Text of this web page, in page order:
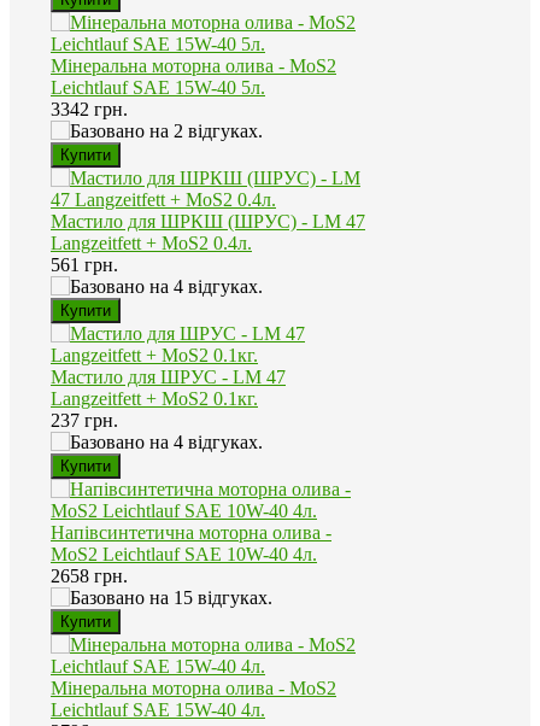
Мінеральна моторна олива - MoS2
Leichtlauf SAE 15W-40 5л.
3342 грн.
Мастило для ШРКШ (ШРУС) - LM 47
Langzeitfett + MoS2 0.4л.
561 грн.
Мастило для ШРУС - LM 47
Langzeitfett + MoS2 0.1кг.
237 грн.
Напівсинтетична моторна олива -
MoS2 Leichtlauf SAE 10W-40 4л.
2658 грн.
Мінеральна моторна олива - MoS2
Leichtlauf SAE 15W-40 4л.